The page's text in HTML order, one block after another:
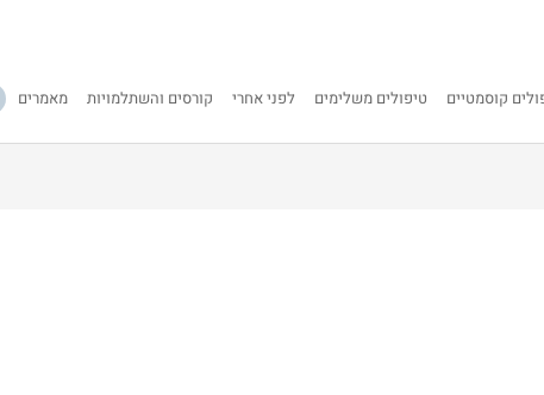
קוסמטיים טיפולים משלימים לפני אחרי קורסים והשתלמויות מאמרים